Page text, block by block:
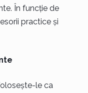
În funcție de
practice și
le ca